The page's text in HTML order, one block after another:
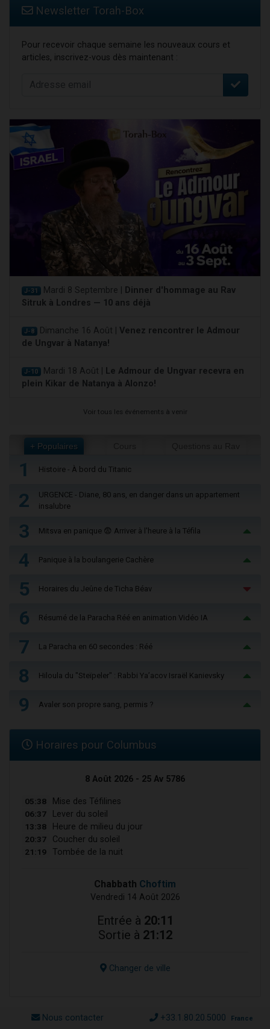
Newsletter Torah-Box
Pour recevoir chaque semaine les nouveaux cours et
articles, inscrivez-vous dès maintenant :
J-31 Mardi 8 Septembre |
Dinner d'hommage au Rav
Sitruk à Londres — 10 ans déjà
J-8 Dimanche 16 Août | Venez rencontrer le Admour
de Ungvar à Natanya!
J-10 Mardi 18 Août |
Le Admour de Ungvar recevra en
plein Kikar de Natanya à Alonzo!
Voir tous les événements à venir
+ Populaires
1 Histoire - À bord du Titanic
2
URGENCE - Diane, 80 ans, en danger dans un appartement
insalubre
3 Mitsva en panique 😨 Arriver à l'heure à la Téfila
4 Panique à la boulangerie Cachère
5 Horaires du Jeûne de Ticha Béav
6 Résumé de la Paracha Réé en animation Vidéo IA
7 La Paracha en 60 secondes : Réé
8 Hiloula du "Steïpeler" : Rabbi Ya’acov Israël Kanievsky
9 Avaler son propre sang, permis ?
Horaires pour Columbus
8 Août 2026 - 25 Av 5786
05:38 Mise des Téfilines
06:37 Lever du soleil
13:38 Heure de milieu du jour
20:37 Coucher du soleil
21:19 Tombée de la nuit
Chabbath Choftim
Vendredi 14 Août 2026
Entrée à 20:11
Sortie à 21:12
Changer de ville
Nous contacter +33.1.80.20.5000 France